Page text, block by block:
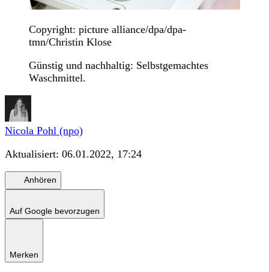
Copyright: picture alliance/dpa/dpa-
tmn/Christin Klose
Günstig und nachhaltig: Selbstgemachtes
Waschmittel.
Nicola Pohl (npo)
Aktualisiert: 06.01.2022, 17:24
Anhören
Auf Google bevorzugen
Merken